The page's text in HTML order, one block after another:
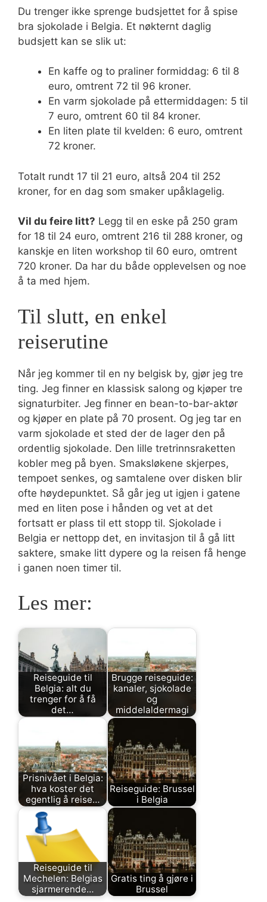
Du trenger ikke sprenge budsjettet for å spise
bra sjokolade i Belgia. Et nøkternt daglig
budsjett kan se slik ut:
En kaffe og to praliner formiddag: 6 til 8
euro, omtrent 72 til 96 kroner.
En varm sjokolade på ettermiddagen: 5 til
7 euro, omtrent 60 til 84 kroner.
En liten plate til kvelden: 6 euro, omtrent
72 kroner.
Totalt rundt 17 til 21 euro, altså 204 til 252
kroner, for en dag som smaker upåklagelig.
Vil du feire litt? Legg til en eske på 250 gram
for 18 til 24 euro, omtrent 216 til 288 kroner, og
kanskje en liten workshop til 60 euro, omtrent
720 kroner. Da har du både opplevelsen og noe
å ta med hjem.
Til slutt, en enkel
reiserutine
Når jeg kommer til en ny belgisk by, gjør jeg tre
ting. Jeg finner en klassisk salong og kjøper tre
signaturbiter. Jeg finner en bean-to-bar-aktør
og kjøper en plate på 70 prosent. Og jeg tar en
varm sjokolade et sted der de lager den på
ordentlig sjokolade. Den lille tretrinnsraketten
kobler meg på byen. Smaksløkene skjerpes,
tempoet senkes, og samtalene over disken blir
ofte høydepunktet. Så går jeg ut igjen i gatene
med en liten pose i hånden og vet at det
fortsatt er plass til ett stopp til. Sjokolade i
Belgia er nettopp det, en invitasjon til å gå litt
saktere, smake litt dypere og la reisen få henge
i ganen noen timer til.
Les mer:
Reiseguide til
Belgia: alt du
trenger for å få
det…
Brugge reiseguide:
kanaler, sjokolade
og
middelaldermagi
Prisnivået i Belgia:
hva koster det
egentlig å reise…
Reiseguide: Brussel
i Belgia
Reiseguide til
Mechelen: Belgias
sjarmerende…
Gratis ting å gjøre i
Brussel